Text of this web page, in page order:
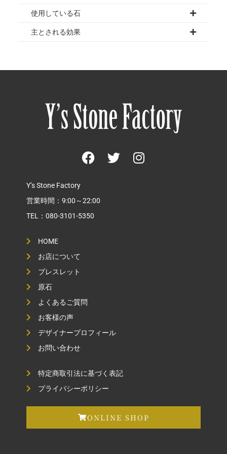
使用している石
主とされる効果
Y’s Stone Factory
営業時間：9:00～22:00
TEL：080-3101-5350
HOME
お店について
ブレスレット
原石
よくあるご質問
お客様の声
デザイナープロフィール
お問い合わせ
特定商取引法に基づく表記
プライバシーポリシー
ONLINE SHOP